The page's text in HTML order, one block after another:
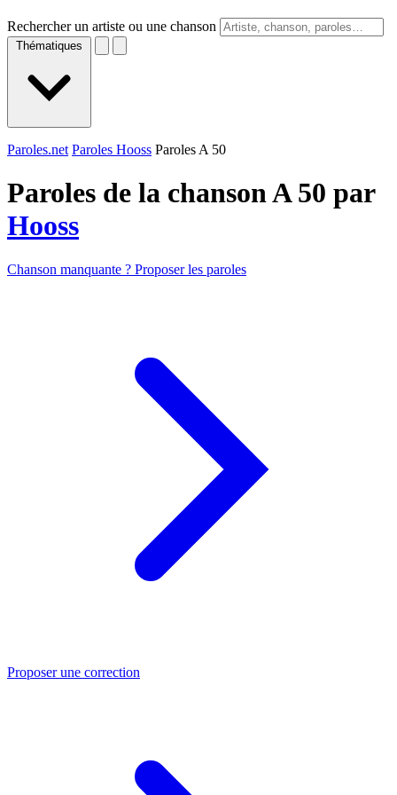
Rechercher un artiste ou une chanson
Thématiques
Paroles.net Paroles Hooss Paroles A 50
Paroles de la chanson A 50 par
Hooss
Chanson manquante ? Proposer les paroles
Proposer une correction